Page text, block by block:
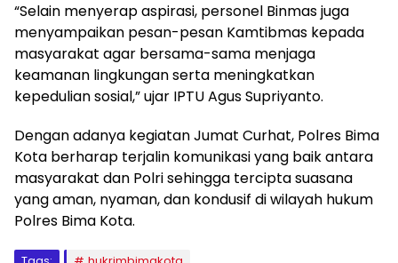
“Selain menyerap aspirasi, personel Binmas juga
menyampaikan pesan-pesan Kamtibmas kepada
masyarakat agar bersama-sama menjaga
keamanan lingkungan serta meningkatkan
kepedulian sosial,” ujar IPTU Agus Supriyanto.
Dengan adanya kegiatan Jumat Curhat, Polres Bima
Kota berharap terjalin komunikasi yang baik antara
masyarakat dan Polri sehingga tercipta suasana
yang aman, nyaman, dan kondusif di wilayah hukum
Polres Bima Kota.